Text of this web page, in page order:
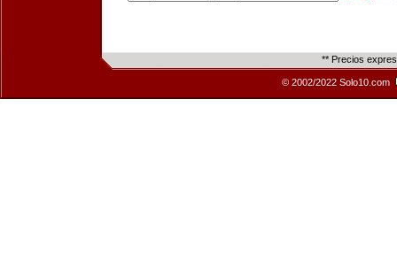
** Precios
© 2002/2022 Solo10.com